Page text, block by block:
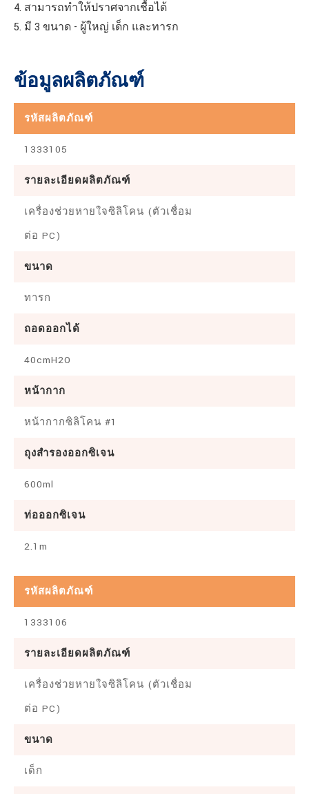
4. สามารถทำให้ปราศจากเชื้อได้
5. มี 3 ขนาด - ผู้ใหญ่ เด็ก และทารก
ข้อมูลผลิตภัณฑ์
รหัสผลิตภัณฑ์
1333105
รายละเอียดผลิตภัณฑ์
เครื่องช่วยหายใจซิลิโคน (ตัวเชื่อม
ต่อ PC)
ขนาด
ทารก
ถอดออกได้
40cmH2O
หน้ากาก
หน้ากากซิลิโคน #1
ถุงสำรองออกซิเจน
600ml
ท่อออกซิเจน
2.1m
รหัสผลิตภัณฑ์
1333106
รายละเอียดผลิตภัณฑ์
เครื่องช่วยหายใจซิลิโคน (ตัวเชื่อม
ต่อ PC)
ขนาด
เด็ก